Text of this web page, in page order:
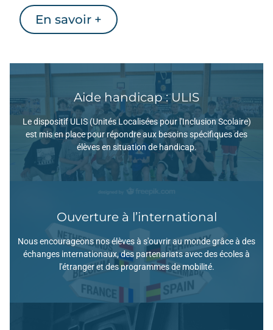
En savoir +
Aide handicap : ULIS
Le dispositif ULIS (Unités Localisées pour l'Inclusion Scolaire)
est mis en place pour répondre aux besoins spécifiques des
élèves en situation de handicap.
Notre objectif est de favoriser leur inclusion scolaire et
de leur offrir un parcours éducatif adapté.
En Savoir +
Ouverture à l’international
Nous encourageons nos élèves à s'ouvrir au monde grâce à des
échanges internationaux, des partenariats avec des écoles à
l'étranger et des programmes de mobilité.
Cette ouverture internationale vise à enrichir
leur parcours académique et personnel.
En Savoir +